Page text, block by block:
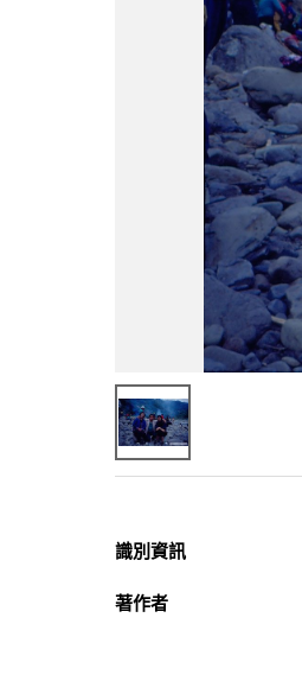
識別資訊
著作者